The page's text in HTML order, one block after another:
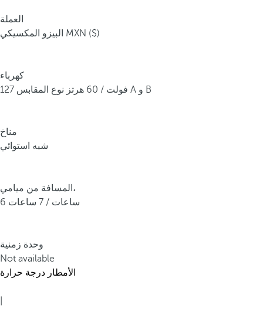
العملة
البيزو المكسيكي MXN ($)
كهرباء
127 فولت / 60 هرتز نوع المقابس A و B
مناخ
شبه استوائي
المسافة من ميامي،
6 ساعات / 7 ساعات
وحدة زمنية
Not available
درجة حرارة الأمطار